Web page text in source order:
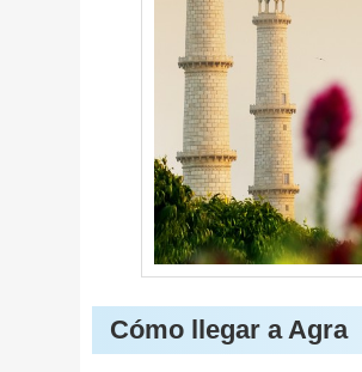
Cómo llegar a Agra